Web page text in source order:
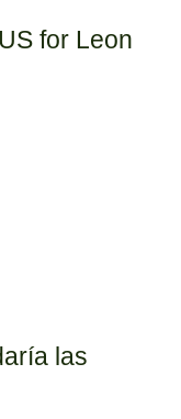
for Leon
las